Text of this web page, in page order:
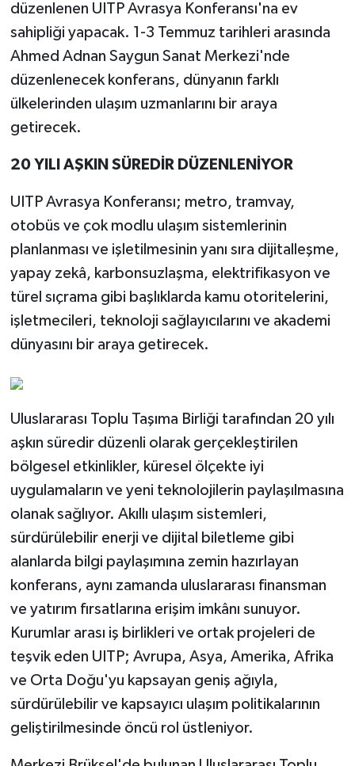
düzenlenen UITP Avrasya Konferansı'na ev
sahipliği yapacak. 1-3 Temmuz tarihleri arasında
Ahmed Adnan Saygun Sanat Merkezi'nde
düzenlenecek konferans, dünyanın farklı
ülkelerinden ulaşım uzmanlarını bir araya
getirecek.
20 YILI AŞKIN SÜREDİR DÜZENLENİYOR
UITP Avrasya Konferansı; metro, tramvay,
otobüs ve çok modlu ulaşım sistemlerinin
planlanması ve işletilmesinin yanı sıra dijitalleşme,
yapay zekâ, karbonsuzlaşma, elektrifikasyon ve
türel sıçrama gibi başlıklarda kamu otoritelerini,
işletmecileri, teknoloji sağlayıcılarını ve akademi
dünyasını bir araya getirecek.
Uluslararası Toplu Taşıma Birliği tarafından 20 yılı
aşkın süredir düzenli olarak gerçekleştirilen
bölgesel etkinlikler, küresel ölçekte iyi
uygulamaların ve yeni teknolojilerin paylaşılmasına
olanak sağlıyor. Akıllı ulaşım sistemleri,
sürdürülebilir enerji ve dijital biletleme gibi
alanlarda bilgi paylaşımına zemin hazırlayan
konferans, aynı zamanda uluslararası finansman
ve yatırım fırsatlarına erişim imkânı sunuyor.
Kurumlar arası iş birlikleri ve ortak projeleri de
teşvik eden UITP; Avrupa, Asya, Amerika, Afrika
ve Orta Doğu'yu kapsayan geniş ağıyla,
sürdürülebilir ve kapsayıcı ulaşım politikalarının
geliştirilmesinde öncü rol üstleniyor.